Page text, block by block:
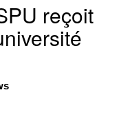
reçoit